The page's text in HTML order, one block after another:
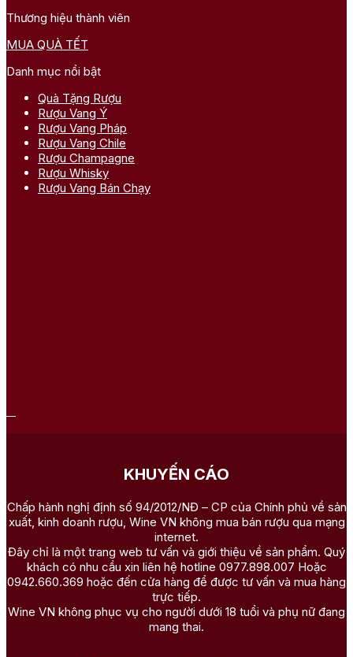
Thương hiệu thành viên
MUA QUÀ TẾT
Danh mục nổi bật
Quà Tặng Rượu
Rượu Vang Ý
Rượu Vang Pháp
Rượu Vang Chile
Rượu Champagne
Rượu Whisky
Rượu Vang Bán Chạy
KHUYẾN CÁO
Chấp hành nghị định số 94/2012/NĐ – CP của Chính phủ về sản
xuất, kinh doanh rượu, Wine VN không mua bán rượu qua mạng
internet.
Đây chỉ là một trang web tư vấn và giới thiệu về sản phẩm. Quý
khách có nhu cầu xin liên hệ hotline 0977.898.007 Hoặc
0942.660.369 hoặc đến cửa hàng để được tư vấn và mua hàng
trực tiếp.
Wine VN không phục vụ cho người dưới 18 tuổi và phụ nữ đang
mang thai.